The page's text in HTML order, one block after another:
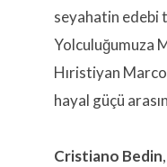
seyahatin edebi
Yolculuğumuza
Hıristiyan
hayal güçü
Cristiano Bedin